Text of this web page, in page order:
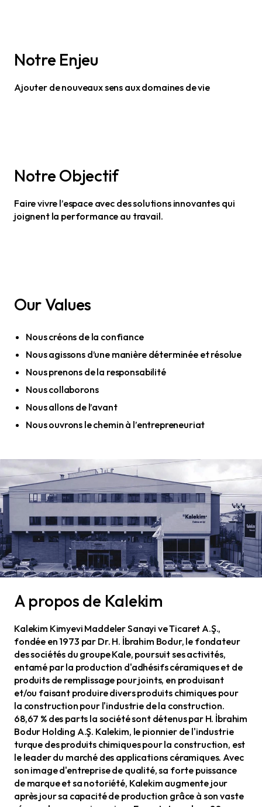
Notre Enjeu
Ajouter de nouveaux sens aux domaines de vie
Notre Objectif
Faire vivre l’espace avec des solutions innovantes qui
joignent la performance au travail.
Our Values
Nous créons de la confiance
Nous agissons d’une manière déterminée et résolue
Nous prenons de la responsabilité
Nous collaborons
Nous allons de l’avant
Nous ouvrons le chemin à l’entrepreneuriat
A propos de Kalekim
Kalekim Kimyevi Maddeler Sanayi ve Ticaret A.Ş.,
fondée en 1973 par Dr. H. İbrahim Bodur, le fondateur
des sociétés du groupe Kale, poursuit ses activités,
entamé par la production d'adhésifs céramiques et de
produits de remplissage pour joints, en produisant
et/ou faisant produire divers produits chimiques pour
la construction pour l'industrie de la construction.
68,67 % des parts la société sont détenus par H. İbrahim
Bodur Holding A.Ş. Kalekim, le pionnier de l'industrie
turque des produits chimiques pour la construction, est
le leader du marché des applications céramiques. Avec
son image d'entreprise de qualité, sa forte puissance
de marque et sa notoriété, Kalekim augmente jour
après jour sa capacité de production grâce à son vaste